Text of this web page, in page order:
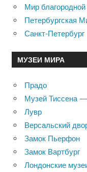
Мир благородной
Петербургская
Санкт-Петербург
МУЗЕИ МИРА
Прадо
Музей Тиссена
Лувр
Версальский
Замок Пьерфон
Замок Вартбург
Лондонские